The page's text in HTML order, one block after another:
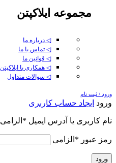
مجموعه ایلاکپتن
◁ درباره ما
◁ تماس با ما
◁ قوانین ما
◁ همکاری با ایلاکپتن
◁ سوالات متداول
ورود / ثبت نام
ورود ایجاد حساب کاربری
نام کاربری یا آدرس ایمیل * الزامی
رمز عبور * الزامی
ورود